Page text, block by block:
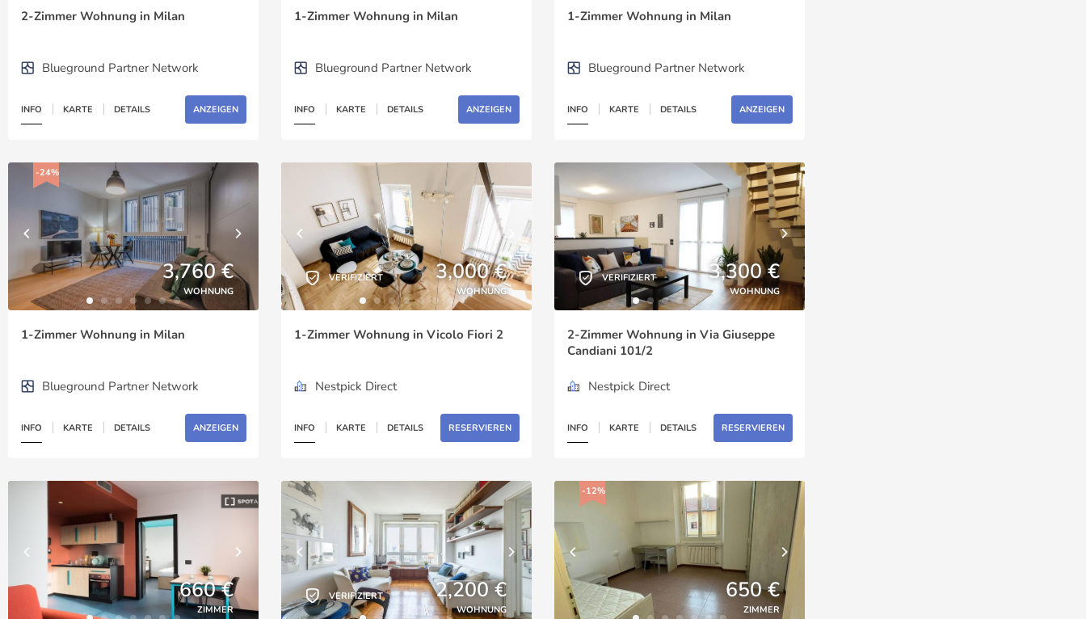
2-Zimmer Wohnung in Milan
Blueground Partner Network
INFO KARTE DETAILS ANZEIGEN
1-Zimmer Wohnung in Milan
Blueground Partner Network
INFO KARTE DETAILS ANZEIGEN
1-Zimmer Wohnung in Milan
Blueground Partner Network
INFO KARTE DETAILS ANZEIGEN
-24%
3,760 €
WOHNUNG
1-Zimmer Wohnung in Milan
Blueground Partner Network
INFO KARTE DETAILS ANZEIGEN
VERIFIZIERT 3,000 €
WOHNUNG
1-Zimmer Wohnung in Vicolo Fiori 2
Nestpick Direct
INFO KARTE DETAILS RESERVIEREN
VERIFIZIERT 3,300 €
WOHNUNG
2-Zimmer Wohnung in Via Giuseppe
Candiani 101/2
Nestpick Direct
INFO KARTE DETAILS RESERVIEREN
660 €
ZIMMER
VERIFIZIERT 2,200 €
WOHNUNG
-12%
650 €
ZIMMER